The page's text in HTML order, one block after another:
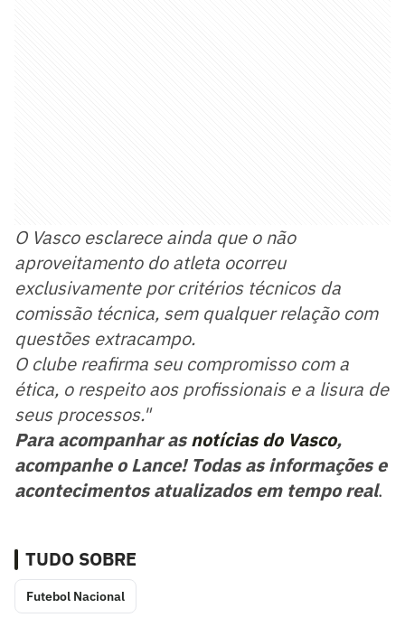
O Vasco esclarece ainda que o não
aproveitamento do atleta ocorreu
exclusivamente por critérios técnicos da
comissão técnica, sem qualquer relação com
questões extracampo.
O clube reafirma seu compromisso com a
ética, o respeito aos profissionais e a lisura de
seus processos."
Para acompanhar asnotícias do Vasco,
acompanhe o Lance! Todas as informações e
acontecimentos atualizados em tempo real.
TUDO SOBRE
Futebol Nacional